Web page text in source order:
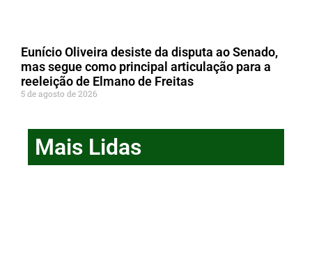
Eunício Oliveira desiste da disputa ao Senado,
mas segue como principal articulação para a
reeleição de Elmano de Freitas
5 de agosto de 2026
Mais Lidas